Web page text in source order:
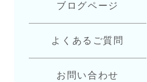
ブログページ
よくあるご質問
お問い合わせ